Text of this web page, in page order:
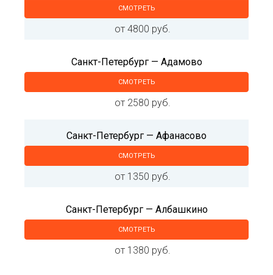
СМОТРЕТЬ
от 4800 руб.
Санкт-Петербург — Адамово
СМОТРЕТЬ
от 2580 руб.
Санкт-Петербург — Афанасово
СМОТРЕТЬ
от 1350 руб.
Санкт-Петербург — Албашкино
СМОТРЕТЬ
от 1380 руб.